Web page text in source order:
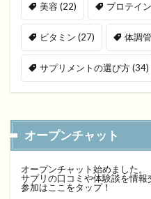
美容(22) プロテイン
ビタミン (27) 体調
サプリメントの選び方(34)
オープンチャット
オープンチャット始めました。
サプリの口コミや体験談を情報
参加はここをタップ！